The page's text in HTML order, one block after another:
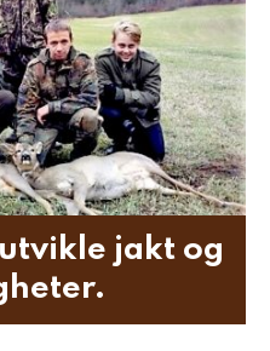
jakt og